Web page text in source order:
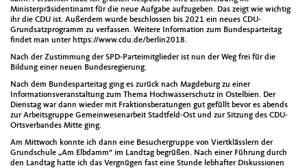
Ministerpräsidentinamt für die neue Aufgabe aufzugeben. Das zeigt wie wichtig
ihr die CDU ist. Außerdem wurde beschlossen bis 2021 ein neues CDU-
Grundsatzprogramm zu verfassen. Weitere Information zum Bundesparteitag
findet man unter https://www.cdu.de/berlin2018.
Nach der Zustimmung der SPD-Parteimitglieder ist nun der Weg frei für die
Bildung einer neuen Bundesregierung.
Nach dem Bundesparteitag ging es zurück nach Magdeburg zu einer
Informationsveranstaltung zum Thema Hochwasserschutz in Ostelbien. Der
Dienstag war dann wieder mit Fraktionsberatungen gut gefüllt bevor es abends
zur Arbeitsgruppe Gemeinwesenarbeit Stadtfeld-Ost und zur Sitzung des CDU-
Ortsverbandes Mitte ging.
Am Mittwoch konnte ich dann eine Besuchergruppe von Viertklässlern der
Grundschule „Am Elbdamm“ im Landtag begrüßen. Nach einer Führung durch
den Landtag hatte ich das Vergnügen fast eine Stunde lebhafter Diskussionen